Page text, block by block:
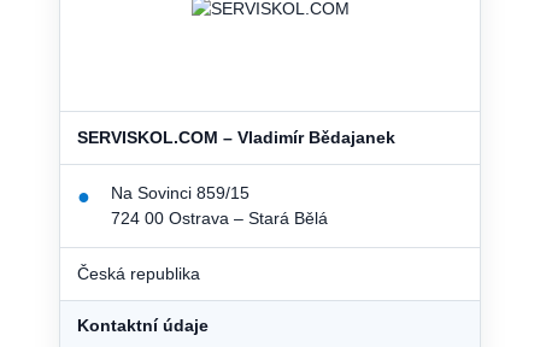
SERVISKOL.COM – Vladimír Bědajanek
●
Na Sovinci 859/15
724 00 Ostrava – Stará Bělá
Česká republika
Kontaktní údaje